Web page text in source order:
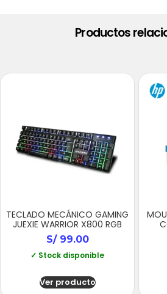
Productos
TECLADO MECÁNICO GAMING
JUEXIE WARRIOR X800 RGB
S/99.00
✓ Stock disponible
Ver producto